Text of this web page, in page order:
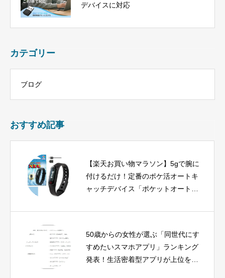
デバイスに対応
カテゴリー
ブログ
おすすめ記事
【楽天お買い物マラソン】5gで腕に
付けるだけ！定番のポケ活オートキ
ャッチデバイス「ポケットオートキ
50歳からの女性が選ぶ「同世代にす
すめたいスマホアプリ」ランキング
発表！生活密着型アプリが上位を独